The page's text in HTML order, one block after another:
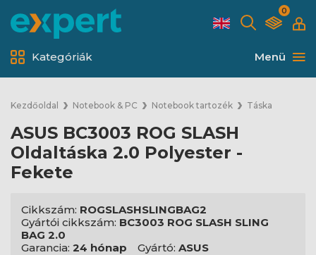
0
Menü
Kategóriák
Kezdőoldal Notebook & PC Notebook tartozék Táska
ASUS BC3003 ROG SLASH
Oldaltáska 2.0 Polyester -
Fekete
Cikkszám: ROGSLASHSLINGBAG2
Gyártói cikkszám: BC3003 ROG SLASH SLING
BAG 2.0
Garancia: 24 hónap Gyártó: ASUS